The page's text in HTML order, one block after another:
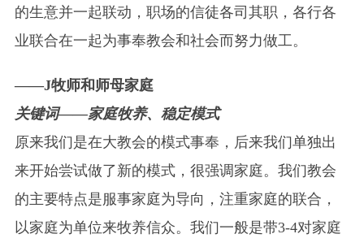
的生意并一起联动，职场的信徒各司其职，各行各
业联合在一起为事奉教会和社会而努力做工。
——J牧师和师母家庭
关键词——家庭牧养、稳定模式
原来我们是在大教会的模式事奉，后来我们单独出
来开始尝试做了新的模式，很强调家庭。我们教会
的主要特点是服事家庭为导向，注重家庭的联合，
以家庭为单位来牧养信众。我们一般是带3-4对家庭